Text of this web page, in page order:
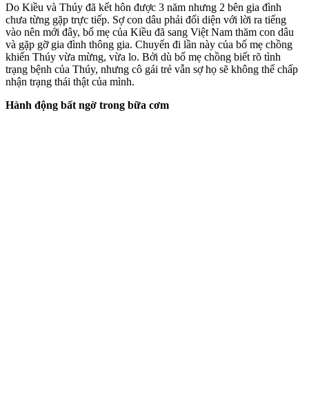
Do Kiều và Thúy đã kết hôn được 3 năm nhưng 2 bên gia đình
chưa từng gặp trực tiếp. Sợ con dâu phải đối diện với lời ra tiếng
vào nên mới đây, bố mẹ của Kiều đã sang Việt Nam thăm con dâu
và gặp gỡ gia đình thông gia. Chuyến đi lần này của bố mẹ chồng
khiến Thúy vừa mừng, vừa lo. Bởi dù bố mẹ chồng biết rõ tình
trạng bệnh của Thúy, nhưng cô gái trẻ vẫn sợ họ sẽ không thể chấp
nhận trạng thái thật của mình.
Hành động bất ngờ trong bữa cơm